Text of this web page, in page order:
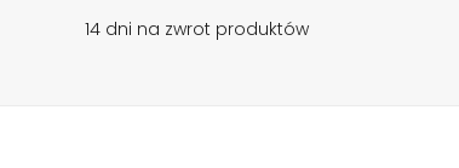
14 dni na zwrot produktów